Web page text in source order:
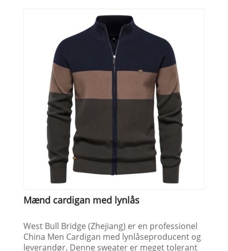
Mænd cardigan med lynlås
West Bull Bridge (Zhejiang) er en professionel
China Men Cardigan med lynlåseproducent og
leverandør. Denne sweater er meget tolerant